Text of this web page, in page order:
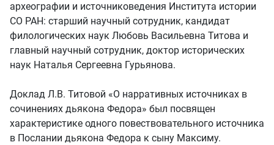
археографии и источниковедения Института истории
СО РАН: старший научный сотрудник, кандидат
филологических наук Любовь Васильевна Титова и
главный научный сотрудник, доктор исторических
наук Наталья Сергеевна Гурьянова.
Доклад Л.В. Титовой «О нарративных источниках в
сочинениях дьякона Федора» был посвящен
характеристике одного повествовательного источника
в Послании дьякона Федора к сыну Максиму.